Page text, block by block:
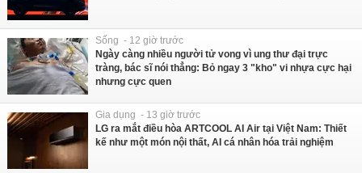
Sống - 12 giờ trước
Ngày càng nhiều người tử vong vì ung thư đại trực
tràng, bác sĩ nói thẳng: Bỏ ngay 3 "kho" vi nhựa cực hại
nhưng cực quen
Gia dụng - 13 giờ trước
LG ra mắt điều hòa ARTCOOL AI Air tại Việt Nam: Thiết
kế như một món nội thất, AI cá nhân hóa trải nghiệm